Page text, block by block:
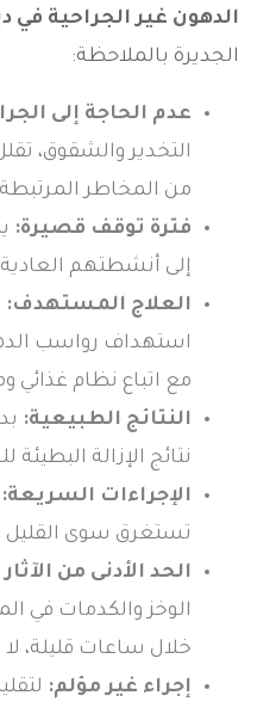
الدهون غير الجراحية في
الجديرة بالملاحظة:
عدم الحاجة إلى
التخدير والشقوق،
من المخاطر المرتبطة
فترة توقف قصيرة:
إلى أنشطتهم العادية
العلاج المستهدف:
استهداف رواسب
مع اتباع نظام غذائي
النتائج الطبيعية:
نتائج الإزالة البطيئة
الإجراءات السريعة:
تستغرق سوى القليل
الحد الأدنى من
الوخز والكدمات في
خلال ساعات قليلة، لا
إجراء غير مؤلم: